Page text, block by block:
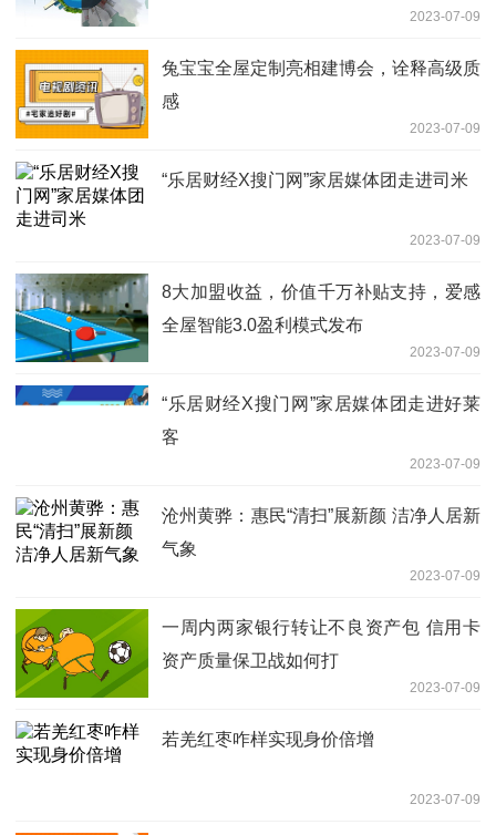
2023-07-09
兔宝宝全屋定制亮相建博会，诠释高级质
感
2023-07-09
“乐居财经X搜门网”家居媒体团走进司米
2023-07-09
8大加盟收益，价值千万补贴支持，爱感
全屋智能3.0盈利模式发布
2023-07-09
“乐居财经X搜门网”家居媒体团走进好莱
客
2023-07-09
沧州黄骅：惠民“清扫”展新颜 洁净人居新
气象
2023-07-09
一周内两家银行转让不良资产包 信用卡
资产质量保卫战如何打
2023-07-09
若羌红枣咋样实现身价倍增
2023-07-09